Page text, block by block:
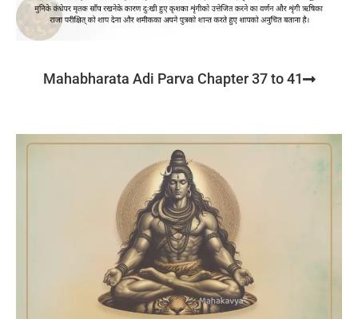
Mahabharata Adi Parva Chapter 37 to 41